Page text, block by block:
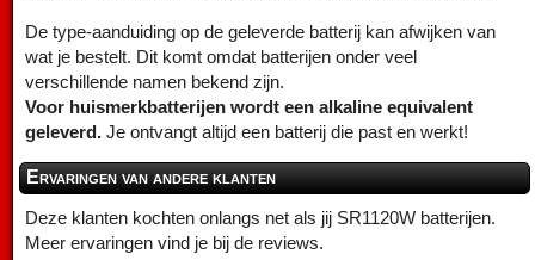
De type-aanduiding op de geleverde batterij kan afwijken van
wat je bestelt. Dit komt omdat batterijen onder veel
verschillende namen bekend zijn.
Voor huismerkbatterijen wordt een alkaline equivalent
geleverd. Je ontvangt altijd een batterij die past en werkt!
Ervaringen van andere klanten
Deze klanten kochten onlangs net als jij SR1120W batterijen.
Meer ervaringen vind je bij de reviews.